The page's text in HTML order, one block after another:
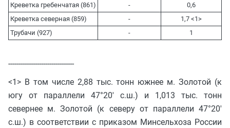
Креветка гребенчатая (861)
-
0,6
Креветка северная (859)
-
1,7 <1>
Трубачи (927)
- 1
--------------------------------
<1> В том числе 2,88 тыс. тонн южнее м. Золотой (к
югу от параллели 47°20' с.ш.) и 1,013 тыс. тонн
севернее м. Золотой (к северу от параллели 47°20'
с.ш.) в соответствии с приказом Минсельхоза России